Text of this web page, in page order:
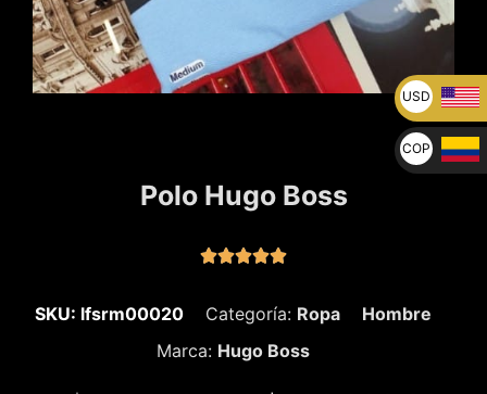
Polo Hugo Boss

SKU: lfsrm00020 Categoría: Ropa
Hombre
Marca: Hugo Boss
USD
U$
COP
$